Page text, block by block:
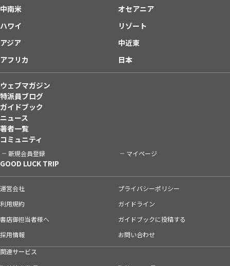
中南米
オセアニア
ハワイ
リゾート
アジア
中近東
アフリカ
日本
ウェブマガジン
特派員ブログ
ガイドブック
ニュース
著者一覧
コミュニティ
新規会員登録 マイページ
GOOD LUCK TRIP
運営会社
プライバシーポリシー
利用規約
ガイドライン
書店御担当者様へ
ガイドブックに投稿する
採用情報
お問い合わせ
関連サービス